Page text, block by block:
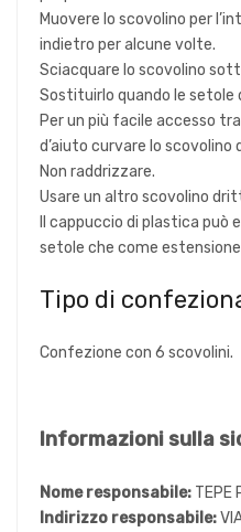
Muovere lo scovolino per
indietro per alcune volte.
Sciacquare lo scovolino
Sostituirlo quando le setole
Per un più facile accesso
d’aiuto curvare lo
Non raddrizzare.
Usare un altro scovolino
Il cappuccio di plastica può
setole che come
Tipo di
Confezione con 6 scovolini.
Informazioni sulla
Nome responsabile: TEPE
Indirizzo responsabile: